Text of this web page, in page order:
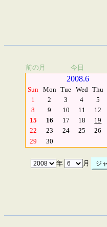
前の月 今日
2008.6
Sun Mon Tue Wed Thu
1
2 3 4 5
8
9 10 11 12
15
16 17 18 19
22
23 24 25 26
29
30
年 月